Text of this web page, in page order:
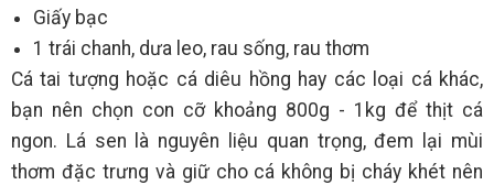
Giấy bạc
1 trái chanh, dưa leo, rau sống, rau thơm
Cá tai tượng hoặc cá diêu hồng hay các loại cá khác,
bạn nên chọn con cỡ khoảng 800g - 1kg để thịt cá
ngon. Lá sen là nguyên liệu quan trọng, đem lại mùi
thơm đặc trưng và giữ cho cá không bị cháy khét nên